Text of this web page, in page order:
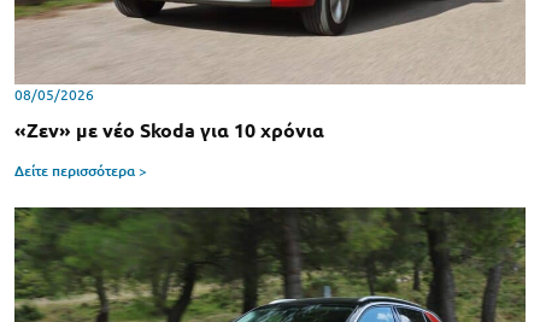
08/05/2026
«Ζεν» με νέο Skoda για 10 χρόνια
Δείτε περισσότερα >